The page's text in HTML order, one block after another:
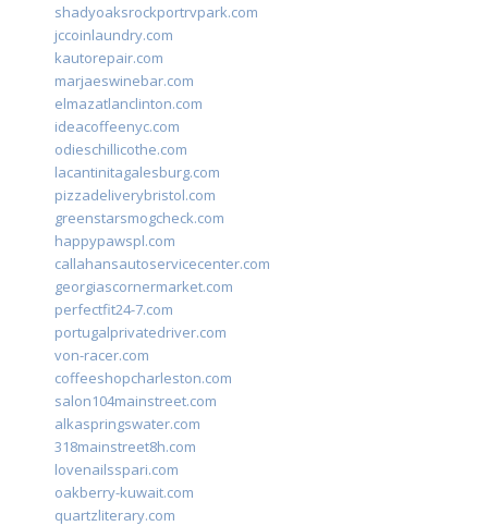
shadyoaksrockportrvpark.com
jccoinlaundry.com
kautorepair.com
marjaeswinebar.com
elmazatlanclinton.com
ideacoffeenyc.com
odieschillicothe.com
lacantinitagalesburg.com
pizzadeliverybristol.com
greenstarsmogcheck.com
happypawspl.com
callahansautoservicecenter.com
georgiascornermarket.com
perfectfit24-7.com
portugalprivatedriver.com
von-racer.com
coffeeshopcharleston.com
salon104mainstreet.com
alkaspringswater.com
318mainstreet8h.com
lovenailsspari.com
oakberry-kuwait.com
quartzliterary.com